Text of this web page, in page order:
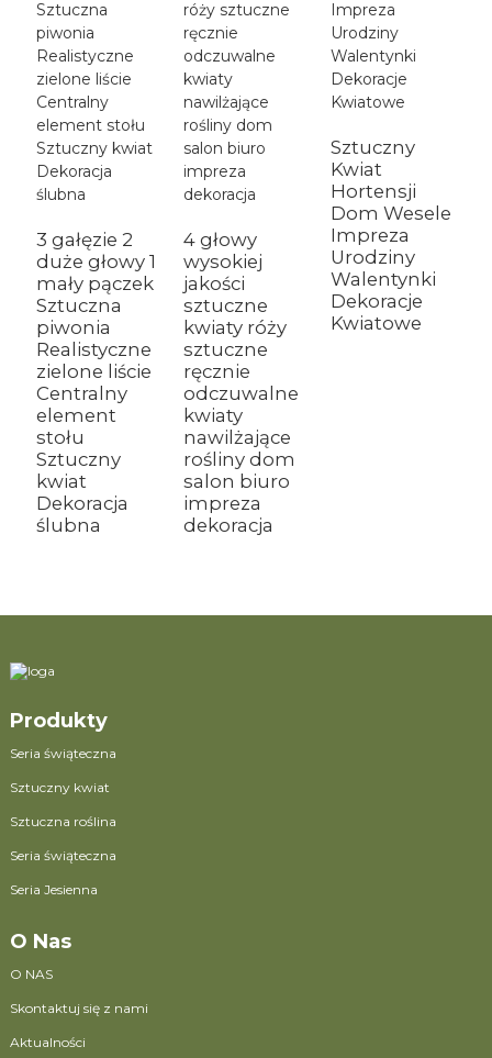
3 gałęzie 2
duże głowy 1
mały pączek
Sztuczna
piwonia
Realistyczne
zielone liście
Centralny
element
stołu
Sztuczny
kwiat
Dekoracja
ślubna
4 głowy
wysokiej
jakości
sztuczne
kwiaty róży
sztuczne
ręcznie
odczuwalne
kwiaty
nawilżające
rośliny dom
salon biuro
impreza
dekoracja
Sztuczny
Kwiat
Hortensji
Dom Wesele
Impreza
Urodziny
Walentynki
Dekoracje
Kwiatowe
Produkty
Seria świąteczna
Sztuczny kwiat
Sztuczna roślina
Seria świąteczna
Seria Jesienna
O Nas
O NAS
Skontaktuj się z nami
Aktualności